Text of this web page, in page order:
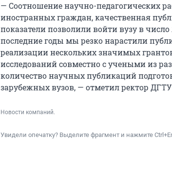
— Соотношение научно-педагогических
иностранных граждан, качественная
показатели позволили войти вузу в
последние годы мы резко нарастили
реализации нескольких значимых
исследований совместно с учеными из
количество научных публикаций
зарубежных вузов, — отметил ректор
Новости компаний.
Увидели опечатку? Выделите фрагмент и нажмите